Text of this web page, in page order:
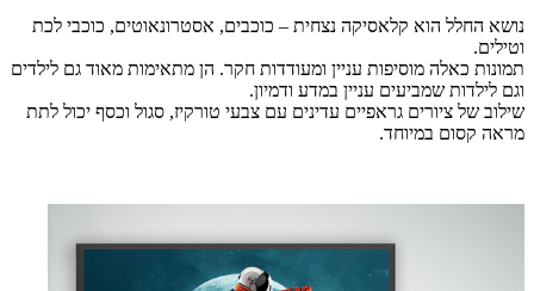
נושא החלל הוא קלאסיקה נצחית – כוכבים, אסטרונאוטים, כוכבי לכת
וטילים.
תמונות כאלה מוסיפות עניין ומעודדות חקר. הן מתאימות מאוד גם לילדים
וגם לילדות שמביעים עניין במדע ודמיון.
שילוב של ציורים גראפיים עדינים עם צבעי טורקיז, סגול וכסף יכול לתת
מראה קסום במיוחד.